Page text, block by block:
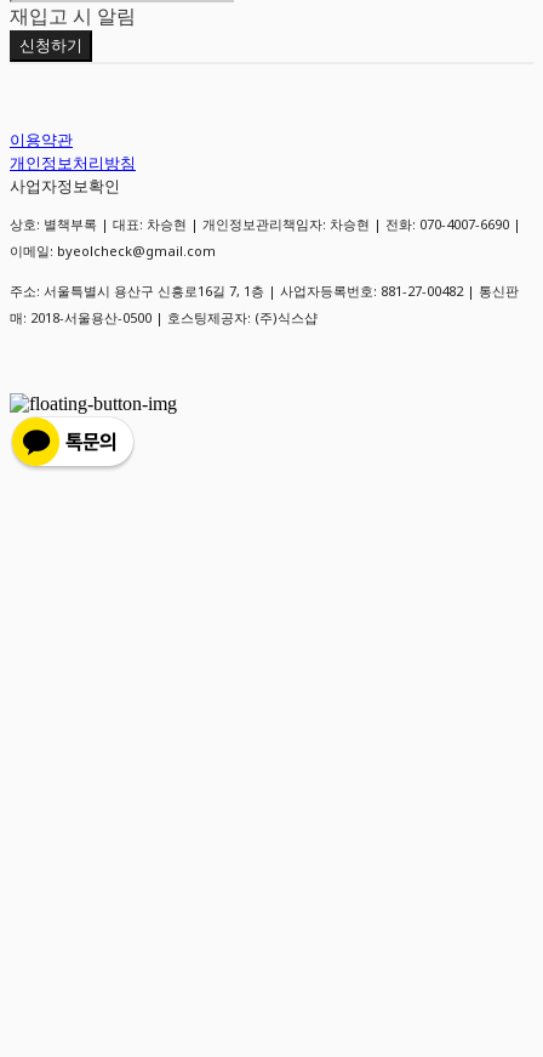
재입고 시 알림
신청하기
이용약관
개인정보처리방침
사업자정보확인
상호: 별책부록 | 대표: 차승현 | 개인정보관리책임자: 차승현 | 전화: 070-4007-6690 |
이메일: byeolcheck@gmail.com
주소: 서울특별시 용산구 신흥로16길 7, 1층 | 사업자등록번호: 881-27-00482 | 통신판
매: 2018-서울용산-0500 | 호스팅제공자: (주)식스샵